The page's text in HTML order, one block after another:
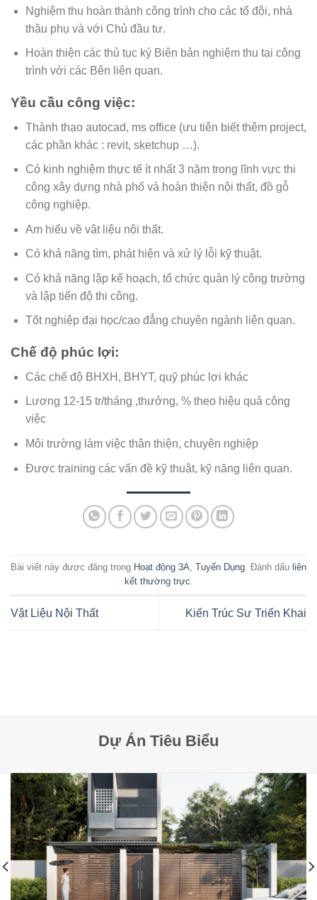
Nghiệm thu hoàn thành công trình cho các tổ đội, nhà
thầu phụ và với Chủ đầu tư.
Hoàn thiện các thủ tục ký Biên bản nghiệm thu tại công
trình với các Bên liên quan.
Yều cầu công việc:
Thành thạo autocad, ms office (ưu tiên biết thêm project,
các phần khác : revit, sketchup …).
Có kinh nghiệm thực tế ít nhất 3 năm trong lĩnh vực thi
công xây dựng nhà phố và hoàn thiện nội thất, đồ gỗ
công nghiệp.
Am hiểu về vật liệu nội thất.
Có khả năng tìm, phát hiện và xử lý lỗi kỹ thuật.
Có khả năng lập kế hoạch, tổ chức quản lý công trường
và lập tiến độ thi công.
Tốt nghiệp đại học/cao đẳng chuyên ngành liên quan.
Chế độ phúc lợi:
Các chế độ BHXH, BHYT, quỹ phúc lợi khác
Lương 12-15 tr/tháng ,thưởng, % theo hiệu quả công
việc
Môi trường làm việc thân thiện, chuyên nghiệp
Được training các vấn đề kỹ thuật, kỹ năng liên quan.
Bài viết này được đăng trong Hoạt động 3A Tuyển Dụng . Đánh dấu liên
kết thường trực
Vật Liệu Nội Thất Kiến Trúc Sư Triển Khai
Dự Án Tiêu Biểu